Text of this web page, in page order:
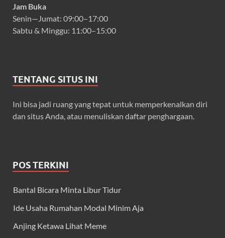
Jam Buka
Senin—Jumat: 09:00–17:00
Sabtu & Minggu: 11:00–15:00
TENTANG SITUS INI
Ini bisa jadi ruang yang tepat untuk memperkenalkan diri
dan situs Anda, atau menuliskan daftar penghargaan.
POS TERKINI
Bantal Bicara Minta Libur Tidur
Ide Usaha Rumahan Modal Minim Aja
Anjing Ketawa Lihat Meme